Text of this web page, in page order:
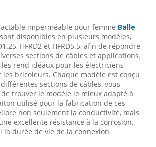
imperméable pour femme Balle
disponibles en plusieurs modèles,
HFRD2 et HFRD5.5, afin de répondre
sections de câbles et applications.
les rend idéaux pour les électriciens
les bricoleurs. Chaque modèle est conçu
sections de câbles, vous
trouver le modèle le mieux adapté à
utilisé pour la fabrication de ces
non seulement la conductivité, mais
excellente résistance à la corrosion,
la durée de vie de la connexion